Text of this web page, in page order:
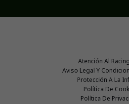
Atención Al
Aviso Legal Y
Protección A La
Política De
Política De